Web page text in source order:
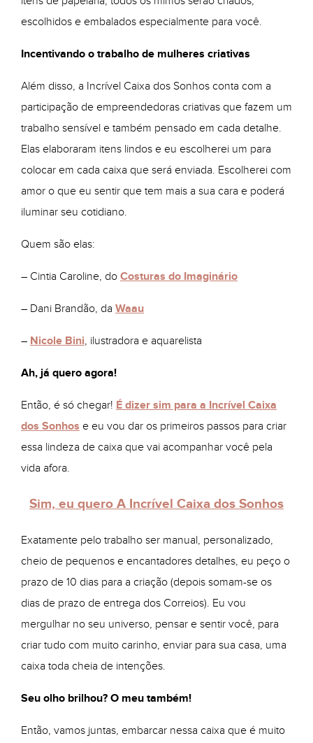
escolhidos e embalados especialmente para você.
Incentivando o trabalho de mulheres criativas
Além disso, a Incrível Caixa dos Sonhos conta com a
participação de empreendedoras criativas que fazem um
trabalho sensível e também pensado em cada detalhe.
Elas elaboraram itens lindos e eu escolherei um para
colocar em cada caixa que será enviada. Escolherei com
amor o que eu sentir que tem mais a sua cara e poderá
iluminar seu cotidiano.
Quem são elas:
– Cintia Caroline, do Costuras do Imaginário
– Dani Brandão, da Waau
– Nicole Bini, ilustradora e aquarelista
Ah, já quero agora!
Então, é só chegar! É dizer sim para a Incrível Caixa
dos Sonhos e eu vou dar os primeiros passos para criar
essa lindeza de caixa que vai acompanhar você pela
vida afora.
Sim, eu quero A Incrível Caixa dos Sonhos
Exatamente pelo trabalho ser manual, personalizado,
cheio de pequenos e encantadores detalhes, eu peço o
prazo de 10 dias para a criação (depois somam-se os
dias de prazo de entrega dos Correios). Eu vou
mergulhar no seu universo, pensar e sentir você, para
criar tudo com muito carinho, enviar para sua casa, uma
caixa toda cheia de intenções.
Seu olho brilhou? O meu também!
Então, vamos juntas, embarcar nessa caixa que é muito